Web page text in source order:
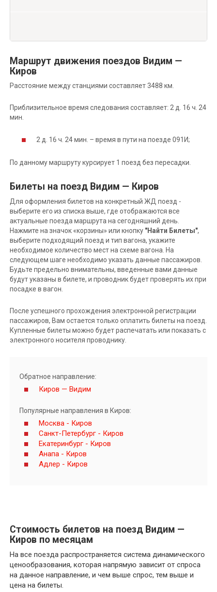
Маршрут движения поездов Видим —
Киров
Расстояние между станциями составляет 3488 км.
Приблизительное время следования составляет: 2 д. 16 ч. 24
мин.
2 д. 16 ч. 24 мин. – время в пути на поезде 091И;
По данному маршруту курсирует 1 поезд без пересадки.
Билеты на поезд Видим — Киров
Для оформления билетов на конкретный ЖД поезд -
выберите его из списка выше, где отображаются все
актуальные поезда маршрута на сегодняшний день.
Нажмите на значок «корзины» или кнопку "Найти Билеты",
выберите подходящий поезд и тип вагона, укажите
необходимое количество мест на схеме вагона. На
следующем шаге необходимо указать данные пассажиров.
Будьте предельно внимательны, введенные вами данные
будут указаны в билете, и проводник будет проверять их при
посадке в вагон.
После успешного прохождения электронной регистрации
пассажиров, Вам остается только оплатить билеты на поезд.
Купленные билеты можно будет распечатать или показать с
электронного носителя проводнику.
Обратное направление:
Киров — Видим
Популярные направления в Киров:
Москва - Киров
Санкт-Петербург - Киров
Екатеринбург - Киров
Анапа - Киров
Адлер - Киров
Стоимость билетов на поезд Видим —
Киров по месяцам
На все поезда распространяется система динамического
ценообразования, которая напрямую зависит от спроса
на данное направление, и чем выше спрос, тем выше и
цена на билеты.